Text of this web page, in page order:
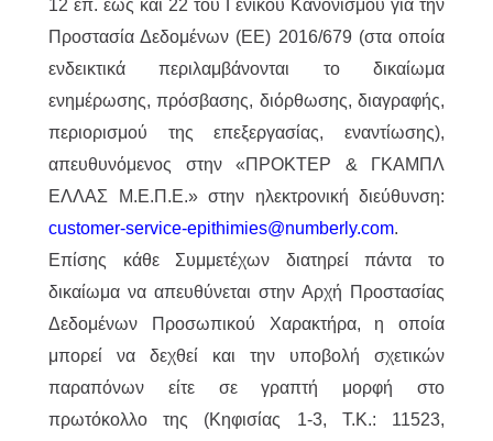
12 επ. έως και 22 του Γενικού Κανονισμού για την
Προστασία Δεδομένων (ΕΕ) 2016/679 (στα οποία
ενδεικτικά περιλαμβάνονται το δικαίωμα
ενημέρωσης, πρόσβασης, διόρθωσης, διαγραφής,
περιορισμού της επεξεργασίας, εναντίωσης),
απευθυνόμενος στην «ΠΡΟΚΤΕΡ & ΓΚΑΜΠΛ
ΕΛΛΑΣ M.Ε.Π.Ε.» στην ηλεκτρονική διεύθυνση:
customer-service-epithimies@numberly.com.
Επίσης κάθε Συμμετέχων διατηρεί πάντα το
δικαίωμα να απευθύνεται στην Αρχή Προστασίας
Δεδομένων Προσωπικού Χαρακτήρα, η οποία
μπορεί να δεχθεί και την υποβολή σχετικών
παραπόνων είτε σε γραπτή μορφή στο
πρωτόκολλο της (Κηφισίας 1-3, Τ.Κ.: 11523,